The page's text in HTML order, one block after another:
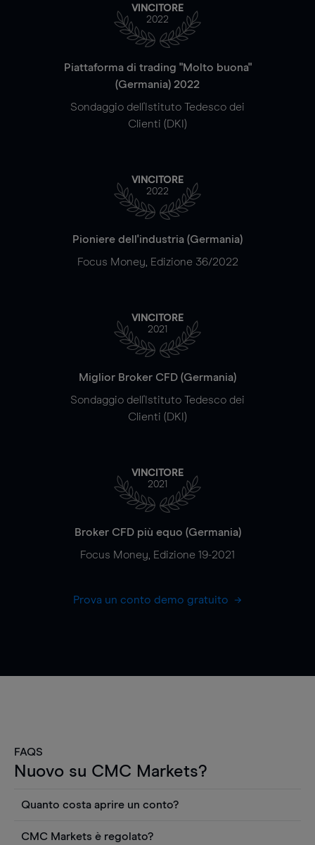
VINCITORE
2022
Piattaforma di trading "Molto buona"
(Germania) 2022
Sondaggio dell'Istituto Tedesco dei
Clienti (DKI)
VINCITORE
2022
Pioniere dell'industria (Germania)
Focus Money, Edizione 36/2022
VINCITORE
2021
Miglior Broker CFD (Germania)
Sondaggio dell'Istituto Tedesco dei
Clienti (DKI)
VINCITORE
2021
Broker CFD più equo (Germania)
Focus Money, Edizione 19-2021
Prova un conto demo gratuito
FAQS
Nuovo su CMC Markets?
Quanto costa aprire un conto?
CMC Markets è regolato?